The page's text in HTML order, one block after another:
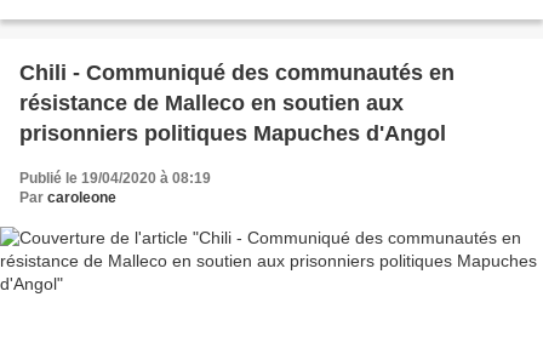
Chili - Communiqué des communautés en
résistance de Malleco en soutien aux
prisonniers politiques Mapuches d'Angol
Publié le 19/04/2020 à 08:19
Par caroleone